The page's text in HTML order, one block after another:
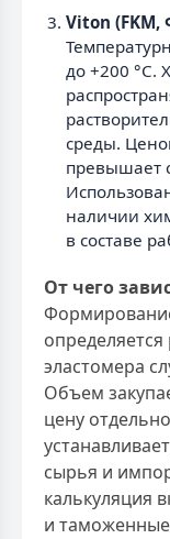
Viton (FKM,
до +200 °С.
среды.
превышает
наличии
в составе
От чего
эластомера
Объем
цену
сырья и
калькуляция
и